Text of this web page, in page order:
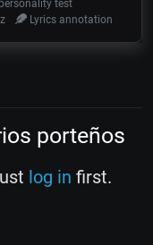
test
Lyrics annotation
porteños
log in first.